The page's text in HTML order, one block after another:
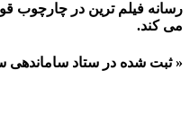
رسانه فیلم ترین در چارچوب
می کند.
« ثبت شده در ستاد ساماندهی